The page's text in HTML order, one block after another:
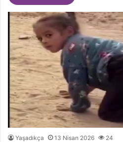
Yaşadıkça 13 Nisan 2026 24